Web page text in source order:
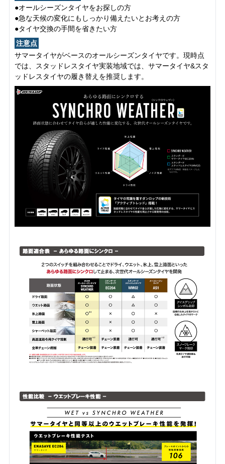
●オールシーズンタイヤをお探しの方
●急な天候の変化にもしっかり備えたいとお考えの方
●タイヤ交換の手間を省きたい方
注意点
サマータイヤがベースのオールシーズンタイヤです。現時点
では、スタッドレスタイヤ実装地域では、サマータイヤ&スタ
ッドレスタイヤの履き替えを推奨します。